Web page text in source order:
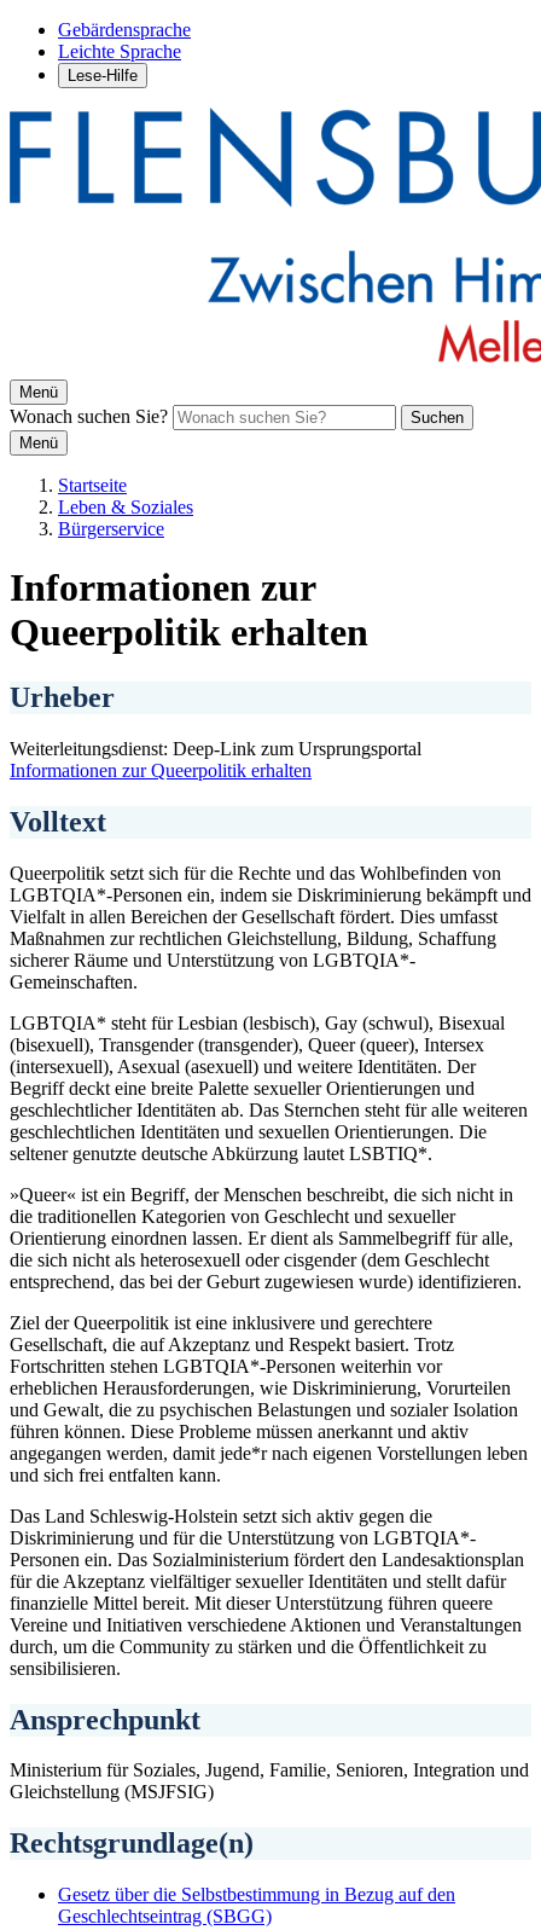
Gebärdensprache
Leichte Sprache
Lese-Hilfe
Menü
Wonach suchen Sie?
Suchen
Menü
Startseite
Leben & Soziales
Bürgerservice
Informationen zur
Queerpolitik erhalten
Urheber
Weiterleitungsdienst: Deep-Link zum Ursprungsportal
Informationen zur Queerpolitik erhalten
Volltext
Queerpolitik setzt sich für die Rechte und das Wohlbefinden von
LGBTQIA*-Personen ein, indem sie Diskriminierung bekämpft und
Vielfalt in allen Bereichen der Gesellschaft fördert. Dies umfasst
Maßnahmen zur rechtlichen Gleichstellung, Bildung, Schaffung
sicherer Räume und Unterstützung von LGBTQIA*-
Gemeinschaften.
LGBTQIA* steht für Lesbian (lesbisch), Gay (schwul), Bisexual
(bisexuell), Transgender (transgender), Queer (queer), Intersex
(intersexuell), Asexual (asexuell) und weitere Identitäten. Der
Begriff deckt eine breite Palette sexueller Orientierungen und
geschlechtlicher Identitäten ab. Das Sternchen steht für alle weiteren
geschlechtlichen Identitäten und sexuellen Orientierungen. Die
seltener genutzte deutsche Abkürzung lautet LSBTIQ*.
»Queer« ist ein Begriff, der Menschen beschreibt, die sich nicht in
die traditionellen Kategorien von Geschlecht und sexueller
Orientierung einordnen lassen. Er dient als Sammelbegriff für alle,
die sich nicht als heterosexuell oder cisgender (dem Geschlecht
entsprechend, das bei der Geburt zugewiesen wurde) identifizieren.
Ziel der Queerpolitik ist eine inklusivere und gerechtere
Gesellschaft, die auf Akzeptanz und Respekt basiert. Trotz
Fortschritten stehen LGBTQIA*-Personen weiterhin vor
erheblichen Herausforderungen, wie Diskriminierung, Vorurteilen
und Gewalt, die zu psychischen Belastungen und sozialer Isolation
führen können. Diese Probleme müssen anerkannt und aktiv
angegangen werden, damit jede*r nach eigenen Vorstellungen leben
und sich frei entfalten kann.
Das Land Schleswig-Holstein setzt sich aktiv gegen die
Diskriminierung und für die Unterstützung von LGBTQIA*-
Personen ein. Das Sozialministerium fördert den Landesaktionsplan
für die Akzeptanz vielfältiger sexueller Identitäten und stellt dafür
finanzielle Mittel bereit. Mit dieser Unterstützung führen queere
Vereine und Initiativen verschiedene Aktionen und Veranstaltungen
durch, um die Community zu stärken und die Öffentlichkeit zu
sensibilisieren.
Ansprechpunkt
Ministerium für Soziales, Jugend, Familie, Senioren, Integration und
Gleichstellung (MSJFSIG)
Rechtsgrundlage(n)
Gesetz über die Selbstbestimmung in Bezug auf den
Geschlechtseintrag (SBGG)